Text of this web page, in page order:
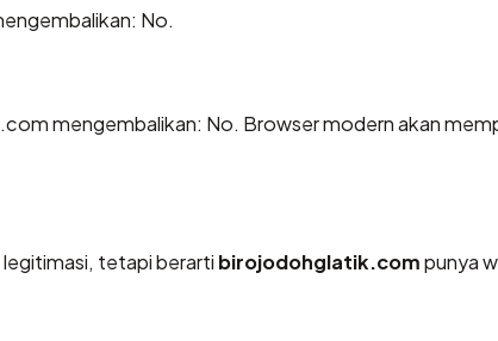
No.
mengembalikan: No. Browser modern akan
tetapi berarti birojodohglatik.compunya